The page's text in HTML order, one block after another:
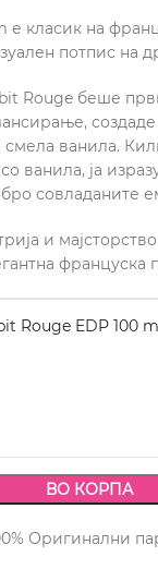
е класик на
потпис на
Rouge беше
смела ванила.
ванила, ја
совладаните
и
француска
Rouge EDP 100 ml
ВО КОРПА
Оригинални